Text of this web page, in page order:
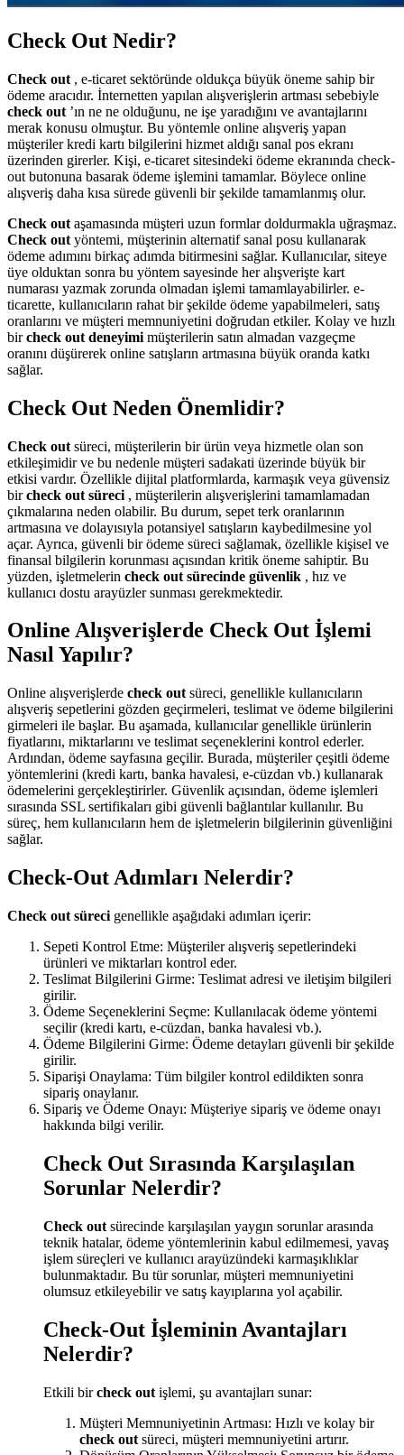
Check Out Nedir?
Check out , e-ticaret sektöründe oldukça büyük öneme sahip bir
ödeme aracıdır. İnternetten yapılan alışverişlerin artması sebebiyle
check out ’ın ne ne olduğunu, ne işe yaradığını ve avantajlarını
merak konusu olmuştur. Bu yöntemle online alışveriş yapan
müşteriler kredi kartı bilgilerini hizmet aldığı sanal pos ekranı
üzerinden girerler. Kişi, e-ticaret sitesindeki ödeme ekranında check-
out butonuna basarak ödeme işlemini tamamlar. Böylece online
alışveriş daha kısa sürede güvenli bir şekilde tamamlanmış olur.
Check out aşamasında müşteri uzun formlar doldurmakla uğraşmaz.
Check out yöntemi, müşterinin alternatif sanal posu kullanarak
ödeme adımını birkaç adımda bitirmesini sağlar. Kullanıcılar, siteye
üye olduktan sonra bu yöntem sayesinde her alışverişte kart
numarası yazmak zorunda olmadan işlemi tamamlayabilirler. e-
ticarette, kullanıcıların rahat bir şekilde ödeme yapabilmeleri, satış
oranlarını ve müşteri memnuniyetini doğrudan etkiler. Kolay ve hızlı
bircheck out deneyimi müşterilerin satın almadan vazgeçme
oranını düşürerek online satışların artmasına büyük oranda katkı
sağlar.
Check Out Neden Önemlidir?
Check out süreci, müşterilerin bir ürün veya hizmetle olan son
etkileşimidir ve bu nedenle müşteri sadakati üzerinde büyük bir
etkisi vardır. Özellikle dijital platformlarda, karmaşık veya güvensiz
bircheck out süreci , müşterilerin alışverişlerini tamamlamadan
çıkmalarına neden olabilir. Bu durum, sepet terk oranlarının
artmasına ve dolayısıyla potansiyel satışların kaybedilmesine yol
açar. Ayrıca, güvenli bir ödeme süreci sağlamak, özellikle kişisel ve
finansal bilgilerin korunması açısından kritik öneme sahiptir. Bu
yüzden, işletmelerin check out sürecinde güvenlik , hız ve
kullanıcı dostu arayüzler sunması gerekmektedir.
Online Alışverişlerde Check Out İşlemi
Nasıl Yapılır?
Online alışverişlerde check out süreci, genellikle kullanıcıların
alışveriş sepetlerini gözden geçirmeleri, teslimat ve ödeme bilgilerini
girmeleri ile başlar. Bu aşamada, kullanıcılar genellikle ürünlerin
fiyatlarını, miktarlarını ve teslimat seçeneklerini kontrol ederler.
Ardından, ödeme sayfasına geçilir. Burada, müşteriler çeşitli ödeme
yöntemlerini (kredi kartı, banka havalesi, e-cüzdan vb.) kullanarak
ödemelerini gerçekleştirirler. Güvenlik açısından, ödeme işlemleri
sırasında SSL sertifikaları gibi güvenli bağlantılar kullanılır. Bu
süreç, hem kullanıcıların hem de işletmelerin bilgilerinin güvenliğini
sağlar.
Check-Out Adımları Nelerdir?
Check out süreci genellikle aşağıdaki adımları içerir:
Sepeti Kontrol Etme: Müşteriler alışveriş sepetlerindeki
ürünleri ve miktarları kontrol eder.
Teslimat Bilgilerini Girme: Teslimat adresi ve iletişim bilgileri
girilir.
Ödeme Seçeneklerini Seçme: Kullanılacak ödeme yöntemi
seçilir (kredi kartı, e-cüzdan, banka havalesi vb.).
Ödeme Bilgilerini Girme: Ödeme detayları güvenli bir şekilde
girilir.
Siparişi Onaylama: Tüm bilgiler kontrol edildikten sonra
sipariş onaylanır.
Sipariş ve Ödeme Onayı: Müşteriye sipariş ve ödeme onayı
hakkında bilgi verilir.
Check Out Sırasında Karşılaşılan
Sorunlar Nelerdir?
Check out sürecinde karşılaşılan yaygın sorunlar arasında
teknik hatalar, ödeme yöntemlerinin kabul edilmemesi, yavaş
işlem süreçleri ve kullanıcı arayüzündeki karmaşıklıklar
bulunmaktadır. Bu tür sorunlar, müşteri memnuniyetini
olumsuz etkileyebilir ve satış kayıplarına yol açabilir.
Check-Out İşleminin Avantajları
Nelerdir?
Etkili bircheck out işlemi, şu avantajları sunar:
Müşteri Memnuniyetinin Artması: Hızlı ve kolay bir
check out süreci, müşteri memnuniyetini artırır.